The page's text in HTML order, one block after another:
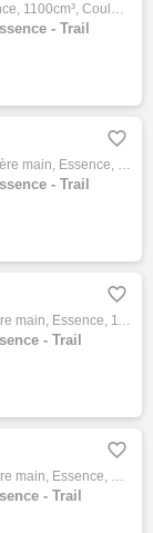
Crf, 10/2023, 15138 km, Essence, 1100cm³, Couleur rouge, 11990 € Equipements : *2eme main *vendue et entretenue par notre concession *defle…
- Trail

Crf, 08/2025, 11089 km, Première main, Essence, 300cm³, 5990 € Equipements : Prise USB,Top case,1ère main,Garantie constructeur jusqu'au 01…
- Trail

Crf, 04/2026, 9450 km, Première main, Essence, 1100cm³, Couleur gris, 17890 € Equipements : En vente chez MOTO 42 cette très belle HONDA CR…
- Trail

Crf, 06/2023, 2023 km, Première main, Essence, 250cm³, 4990 € Equipements : révision faite, réfection moteur avec facture ( piston, segment…
- Trail